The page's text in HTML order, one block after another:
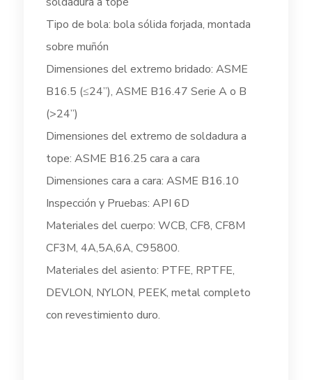
Tipo de bola: bola sólida forjada, montada
sobre muñón
Dimensiones del extremo bridado: ASME
B16.5 (≤24”), ASME B16.47 Serie A o B
(>24”)
Dimensiones del extremo de soldadura a
tope: ASME B16.25 cara a cara
Dimensiones cara a cara: ASME B16.10
Inspección y Pruebas: API 6D
Materiales del cuerpo: WCB, CF8, CF8M
CF3M, 4A,5A,6A, C95800.
Materiales del asiento: PTFE, RPTFE,
DEVLON, NYLON, PEEK, metal completo
con revestimiento duro.